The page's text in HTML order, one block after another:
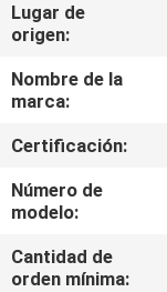
VIAJE
DE
LA
FÁBRICA
CONTROL
DE
Lugar de
origen:
Nombre de la
marca:
Certificación:
Número de
modelo:
Cantidad de
orden mínima: